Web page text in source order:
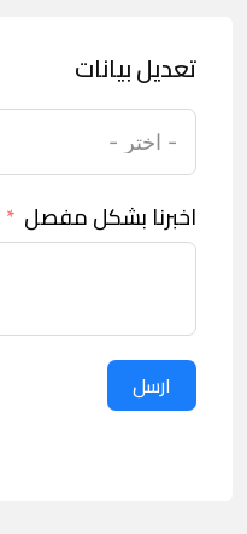
تعديل بيانات
اخبرنا بشكل مفصل
ارسل